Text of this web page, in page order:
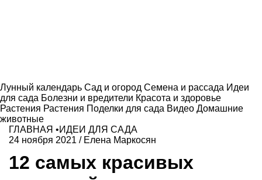
Лунный календарь Сад и огород Семена и рассада Идеи
для сада Болезни и вредители Красота и здоровье
Растения Растения Поделки для сада Видео Домашние
животные
ГЛАВНАЯ •ИДЕИ ДЛЯ САДА
24 ноября 2021 / Елена Маркосян
12 самых красивых